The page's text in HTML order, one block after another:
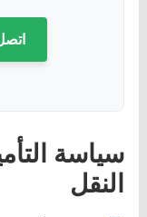
اتصل
سياسة
النقل